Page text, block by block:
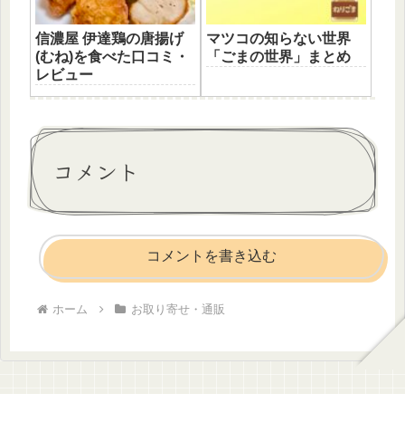
信濃屋 伊達鶏の唐揚げ
(むね)を食べた口コミ・
レビュー
マツコの知らない世界
「ごまの世界」まとめ
コメント
コメントを書き込む
ホーム お取り寄せ・通販